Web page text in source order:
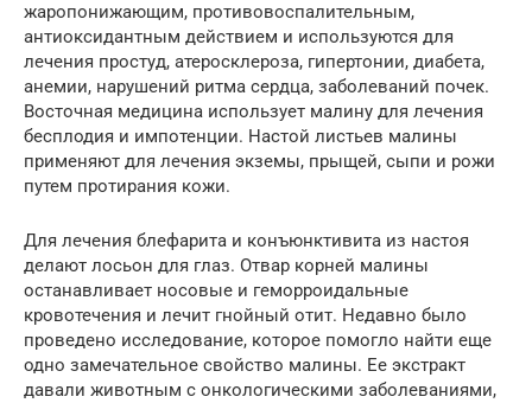
жаропонижающим, противовоспалительным,
антиоксидантным действием и используются для
лечения простуд, атеросклероза, гипертонии, диабета,
анемии, нарушений ритма сердца, заболеваний почек.
Восточная медицина использует малину для лечения
бесплодия и импотенции. Настой листьев малины
применяют для лечения экземы, прыщей, сыпи и рожи
путем протирания кожи.
Для лечения блефарита и конъюнктивита из настоя
делают лосьон для глаз. Отвар корней малины
останавливает носовые и геморроидальные
кровотечения и лечит гнойный отит. Недавно было
проведено исследование, которое помогло найти еще
одно замечательное свойство малины. Ее экстракт
давали животным с онкологическими заболеваниями,